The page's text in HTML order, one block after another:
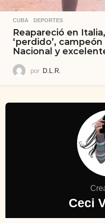
CUBA ,DEPORTES
Reapareció en
‘perdido’,
Nacional y
por D.L.R.
Ceci